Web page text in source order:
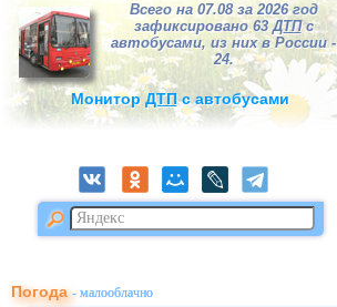
Всего на 07.08 за 2026 год
зафиксировано 63ДТПс
автобусами, из них в России -
24.
Монитор ДТПс автобусами
Погода- малооблачно